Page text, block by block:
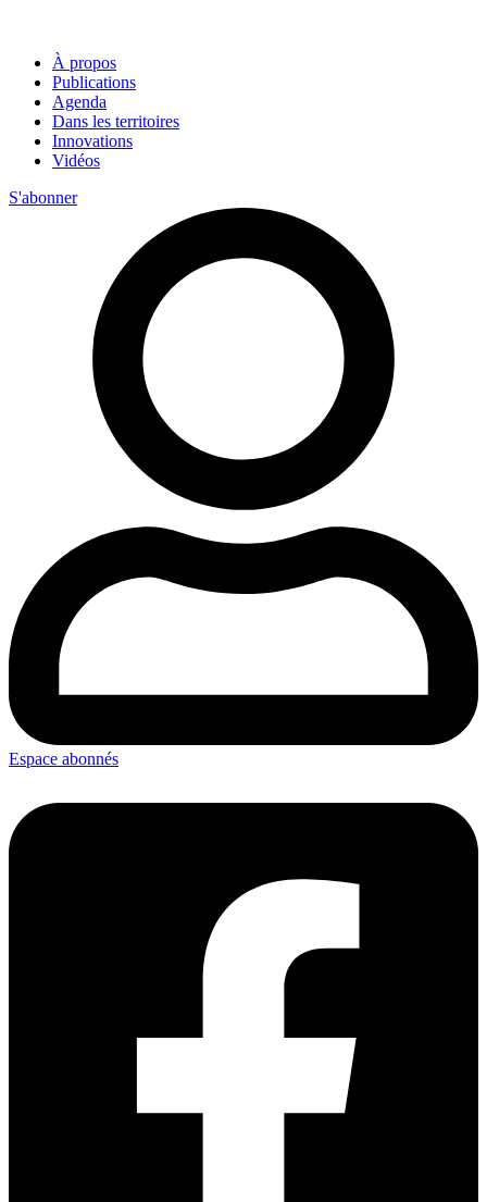
À propos
Publications
Agenda
Dans les territoires
Innovations
Vidéos
S'abonner
Espace abonnés